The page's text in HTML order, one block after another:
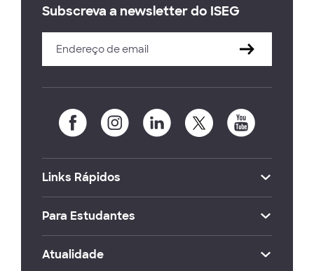
Subscreva a newsletter do ISEG
Links Rápidos
Para Estudantes
Atualidade